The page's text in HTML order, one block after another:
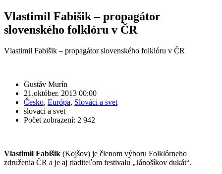
Vlastimil Fabišik – propagátor
slovenského folklóru v ČR
Vlastimil Fabišik – propagátor slovenského folklóru v ČR
Gustáv Murín
21.október. 2013 00:00
Česko, Európa, Slováci a svet
slovaci a svet
Počet zobrazení: 2 942
Vlastimil Fabišik (Kojšov) je členom výboru Folklórneho
združenia ČR a je aj riaditeľom festivalu „Jánošíkov dukát“.